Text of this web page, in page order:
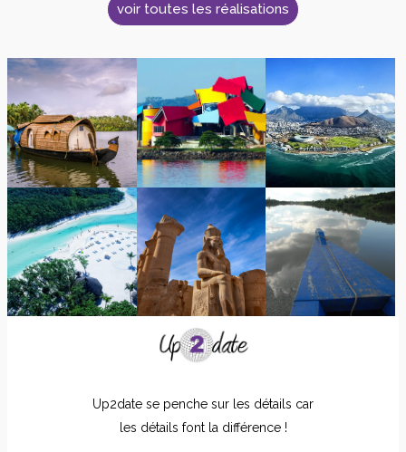
voir toutes les réalisations
Up2date se penche sur les détails car
les détails font la différence !